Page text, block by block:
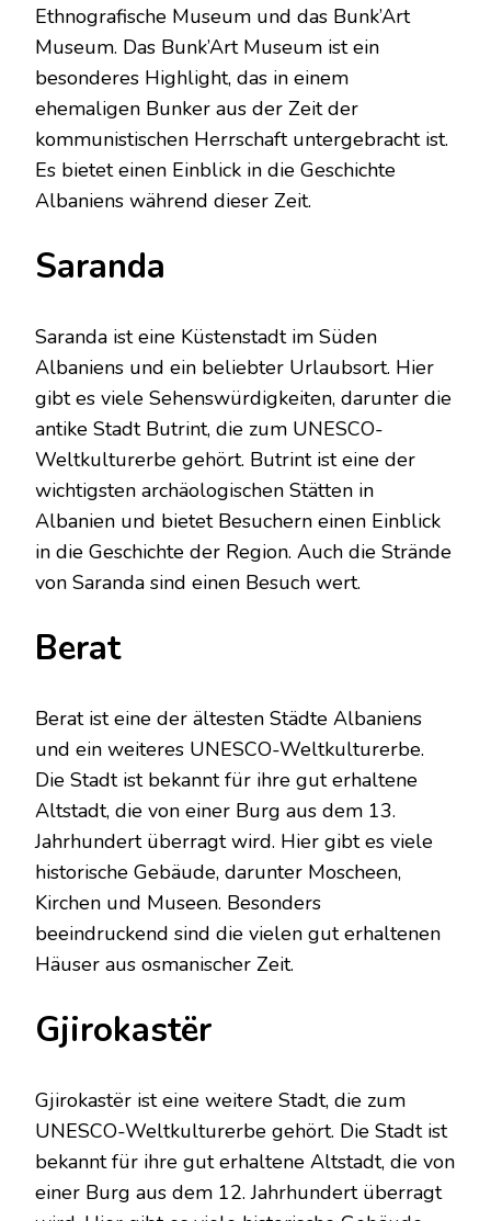
Ethnografische Museum und das Bunk’Art
Museum. Das Bunk’Art Museum ist ein
besonderes Highlight, das in einem
ehemaligen Bunker aus der Zeit der
kommunistischen Herrschaft untergebracht ist.
Es bietet einen Einblick in die Geschichte
Albaniens während dieser Zeit.
Saranda
Saranda ist eine Küstenstadt im Süden
Albaniens und ein beliebter Urlaubsort. Hier
gibt es viele Sehenswürdigkeiten, darunter die
antike Stadt Butrint, die zum UNESCO-
Weltkulturerbe gehört. Butrint ist eine der
wichtigsten archäologischen Stätten in
Albanien und bietet Besuchern einen Einblick
in die Geschichte der Region. Auch die Strände
von Saranda sind einen Besuch wert.
Berat
Berat ist eine der ältesten Städte Albaniens
und ein weiteres UNESCO-Weltkulturerbe.
Die Stadt ist bekannt für ihre gut erhaltene
Altstadt, die von einer Burg aus dem 13.
Jahrhundert überragt wird. Hier gibt es viele
historische Gebäude, darunter Moscheen,
Kirchen und Museen. Besonders
beeindruckend sind die vielen gut erhaltenen
Häuser aus osmanischer Zeit.
Gjirokastër
Gjirokastër ist eine weitere Stadt, die zum
UNESCO-Weltkulturerbe gehört. Die Stadt ist
bekannt für ihre gut erhaltene Altstadt, die von
einer Burg aus dem 12. Jahrhundert überragt